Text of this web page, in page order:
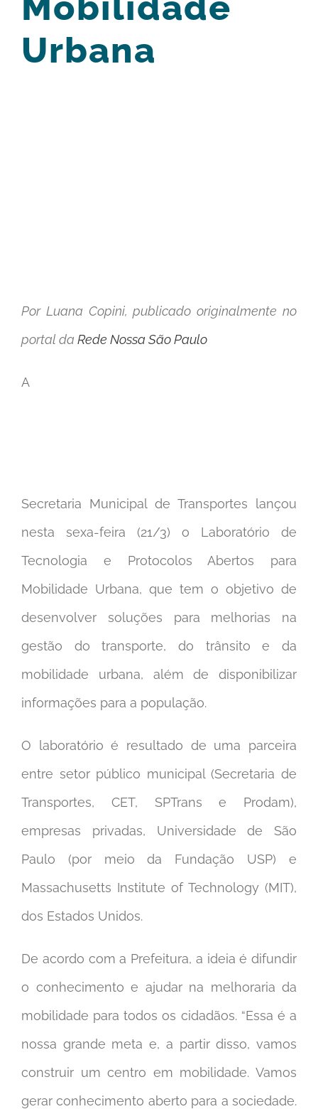
Urbana
Por Luana Copini, publicado originalmente no
portal da Rede Nossa São Paulo
A
Secretaria Municipal de Transportes lançou
nesta sexa-feira (21/3) o Laboratório de
Tecnologia e Protocolos Abertos para
Mobilidade Urbana, que tem o objetivo de
desenvolver soluções para melhorias na
gestão do transporte, do trânsito e da
mobilidade urbana, além de disponibilizar
informações para a população.
O laboratório é resultado de uma parceira
entre setor público municipal (Secretaria de
Transportes, CET, SPTrans e Prodam),
empresas privadas, Universidade de São
Paulo (por meio da Fundação USP) e
Massachusetts Institute of Technology (MIT),
dos Estados Unidos.
De acordo com a Prefeitura, a ideia é difundir
o conhecimento e ajudar na melhoraria da
mobilidade para todos os cidadãos. “Essa é a
nossa grande meta e, a partir disso, vamos
construir um centro em mobilidade. Vamos
gerar conhecimento aberto para a sociedade.